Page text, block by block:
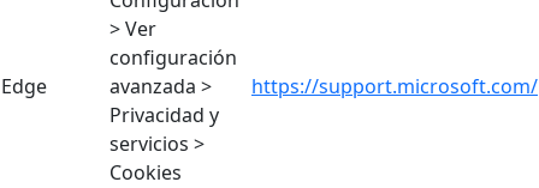
Edge
> Ver
configuración
avanzada >
Privacidad y
servicios >
Cookies
https://support.microsoft.com/